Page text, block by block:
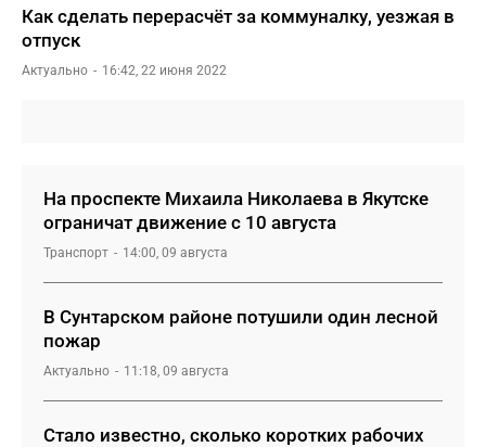
Как сделать перерасчёт за коммуналку, уезжая в
отпуск
Актуально 16:42, 22 июня 2022
На проспекте Михаила Николаева в Якутске
ограничат движение с 10 августа
Транспорт 14:00, 09 августа
В Сунтарском районе потушили один лесной
пожар
Актуально 11:18, 09 августа
Стало известно, сколько коротких рабочих